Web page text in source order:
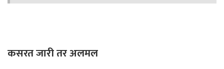
कसरत जारी तर अलमल